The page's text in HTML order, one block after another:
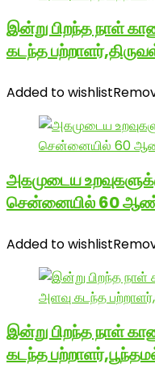
இன்று பிறந்த நாள்
கடந்த
Added to wishlist
அகமுடைய
சென்னையில் 60
Added to wishlist
இன்று பிறந்த நாள்
கடந்த